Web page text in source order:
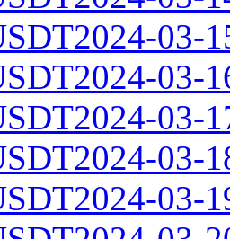
03-
03-
03-
03-
03-